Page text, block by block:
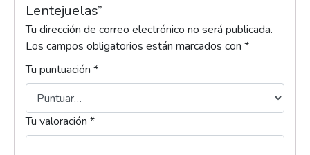
Lentejuelas”
Tu dirección de correo electrónico no será publicada.
Los campos obligatorios están marcados con *
Tu puntuación *
Tu valoración *